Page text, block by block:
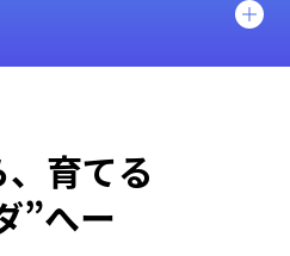
育てる
”へー
ター制作
ト制作